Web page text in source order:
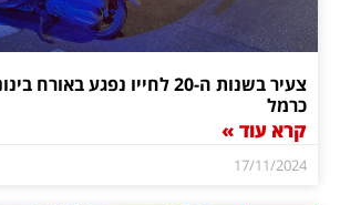
צעיר בשנות ה-20 לחייו נפגע
כרמל
קרא עוד »
17/11/2024